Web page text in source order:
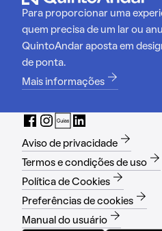
Para proporcionar uma
quem precisa de um lar ou
QuintoAndar aposta em
de ponta.
Mais informações
Aviso de privacidade
Termos e condições de uso
Política de Cookies
Preferências de cookies
Manual do usuário